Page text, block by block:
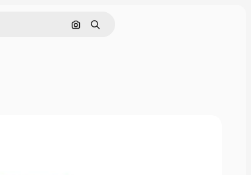
Pesquisar por imagem
Buscar